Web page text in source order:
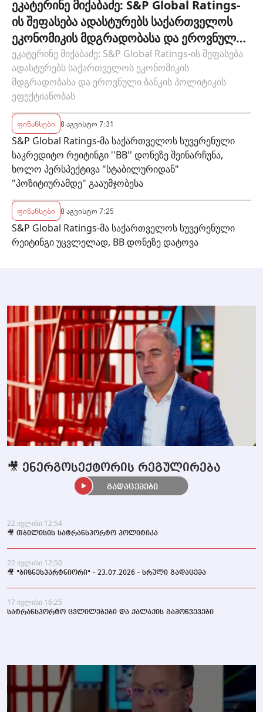
სუბიექტს
ეკატერინე მიქაბაძე: S&P Global Ratings-
ის შეფასება ადასტურებს საქართველოს
ეკონომიკის მდგრადობასა და ეროვნული
ბანკის პოლიტიკის ეფექტიანობას
ეკატერინე მიქაბაძე: S&P Global Ratings-ის შეფასება
ადასტურებს საქართველოს ეკონომიკის
მდგრადობასა და ეროვნული ბანკის პოლიტიკის
ეფექტიანობას
ფინანსები 8 აგვისტო 7:31
S&P Global Ratings-მა საქართველოს სუვერენული
საკრედიტო რეიტინგი ''BB'' დონეზე შეინარჩუნა,
ხოლო პერსპექტივა "სტაბილურიდან"
"პოზიტიურამდე" გააუმჯობესა
ფინანსები 8 აგვისტო 7:25
S&P Global Ratings-მა საქართველოს სუვერენული
რეიტინგი უცვლელად, BB დონეზე დატოვა
22 ივლისი 12:54
🎥 თბილისის სატრანსპორტო პოლიტიკა
22 ივლისი 12:50
🎥 "ბიზნესპარტნიორი" - 23.07.2026 - სრული გადაცემა
17 ივლისი 16:25
სატრანსპორტო ცვლილებები და ქალაქის გამოწვევები
🎥 ენერგოსექტორის რეგულირება
გადაცემები